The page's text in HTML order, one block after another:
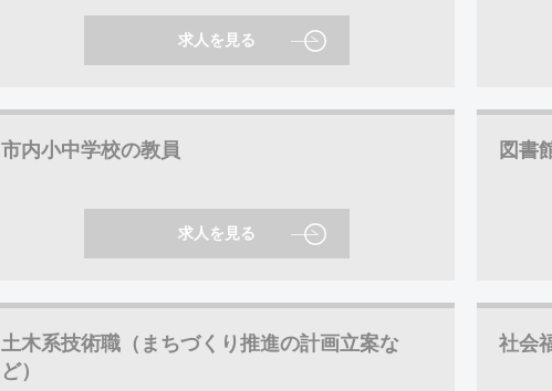
求人を見る
市内小中学校の教員
求人を見る
図書
土木系技術職（まちづくり推進の計画立案な
ど）
社会